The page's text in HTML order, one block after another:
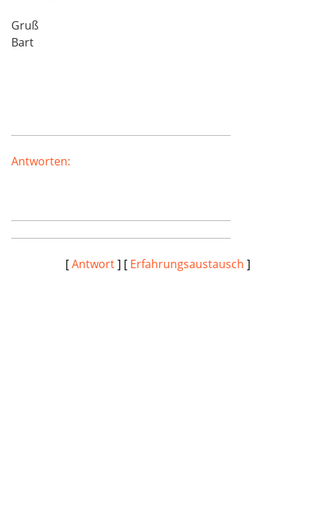
Gruß
Bart
Antworten:
[Antwort] [ Erfahrungsaustausch ]